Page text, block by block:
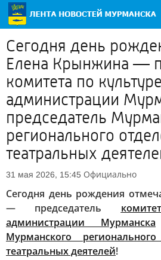
Сегодня день
Елена Крынжина —
комитета по культуре
администрации
председатель
регионального
театральных
31 мая 2026, 15:45 Официально
Сегодня день рождения
— председатель
администрации Мурманска
Мурманского
театральных деятелей!